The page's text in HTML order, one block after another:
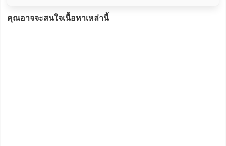
คุณอาจจะสนใจเนื้อหาเหล่านี้